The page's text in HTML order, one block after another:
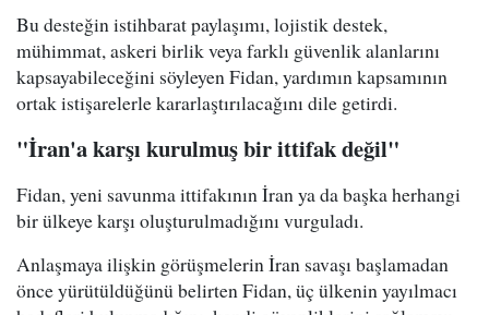
Bu desteğin istihbarat paylaşımı, lojistik destek,
mühimmat, askeri birlik veya farklı güvenlik alanlarını
kapsayabileceğini söyleyen Fidan, yardımın kapsamının
ortak istişarelerle kararlaştırılacağını dile getirdi.
"İran'a karşı kurulmuş bir ittifak değil"
Fidan, yeni savunma ittifakının İran ya da başka herhangi
bir ülkeye karşı oluşturulmadığını vurguladı.
Anlaşmaya ilişkin görüşmelerin İran savaşı başlamadan
önce yürütüldüğünü belirten Fidan, üç ülkenin yayılmacı